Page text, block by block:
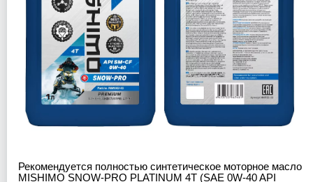
Рекомендуется полностью синтетическое моторное масло
MISHIMO SNOW-PRO PLATINUM 4Т (SAE 0W-40 API